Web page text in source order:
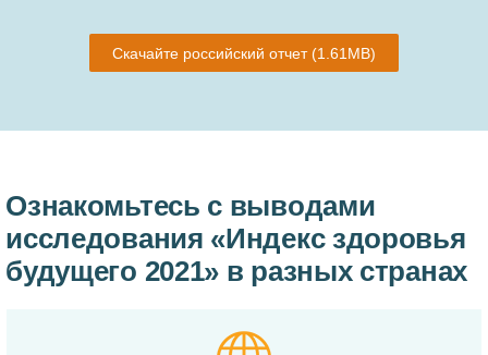
Скачайте российский отчет(1.61MB)
Ознакомьтесь с выводами
исследования «Индекс здоровья
будущего 2021» в разных странах